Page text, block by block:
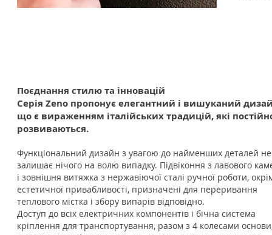
Поєднання стилю та інновацій
Серія Zeno пропонує елегантний і вишуканий
що є вираженням італійських традицій, які
розвиваються.
Функціональний дизайн з увагою до найменших деталей не
залишає нічого на волю випадку. Підвіконня з лавового
і зовнішня витяжка з нержавіючої сталі ручної роботи,
естетичної привабливості, призначені для переривання
теплового містка і збору випарів відповідно.
Доступ до всіх електричних компонентів і бічна система
кріплення для транспортування, разом з 4 колесами